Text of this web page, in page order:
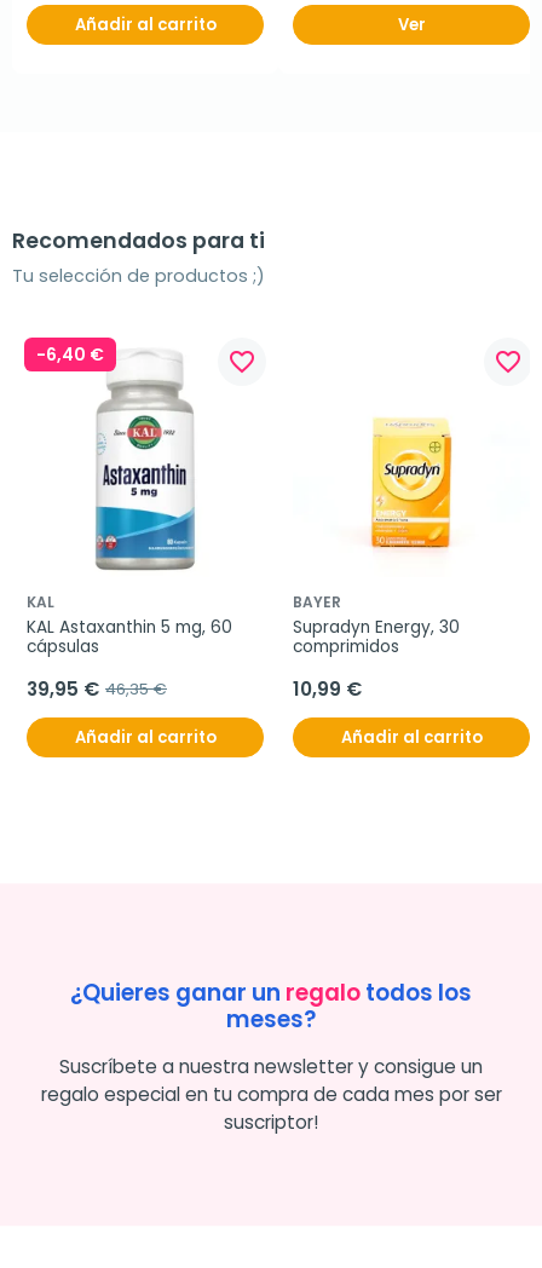
Añadir al carrito Ver
Recomendados para ti
Tu selección de productos ;)
-6,40 € favorite_border
KAL
KAL Astaxanthin 5 mg, 60
cápsulas
39,95 € 46,35 €
Añadir al carrito
favorite_border
BAYER
Supradyn Energy, 30
comprimidos
10,99 €
Añadir al carrito
¿Quieres ganar un regalotodos los
meses?
Suscríbete a nuestra newsletter y consigue un
regalo especial en tu compra de cada mes por ser
suscriptor!